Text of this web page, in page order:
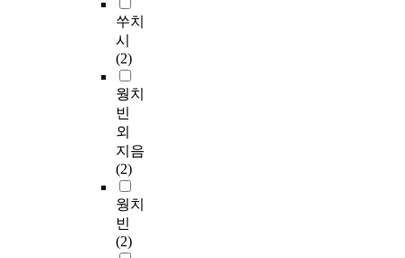
쑤치
시
(2)
웡치
빈
외
지음
(2)
웡치
빈
(2)